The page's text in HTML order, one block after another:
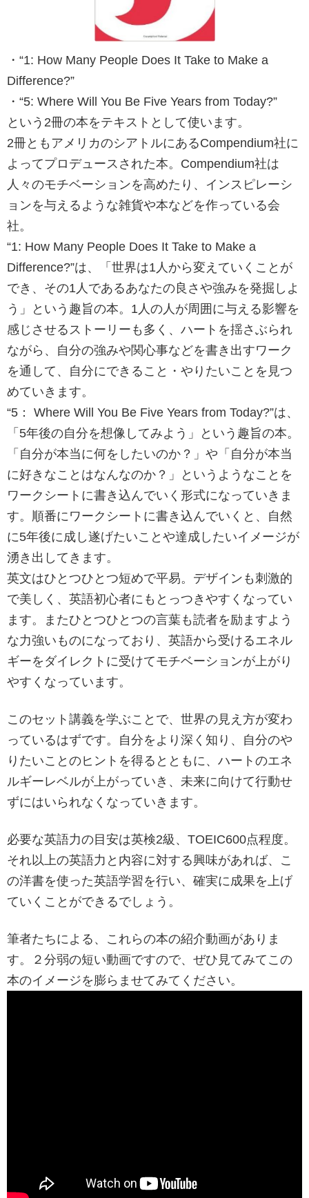
・“1: How Many People Does It Take to Make a
Difference?”
・“5: Where Will You Be Five Years from Today?”
という2冊の本をテキストとして使います。
2冊ともアメリカのシアトルにあるCompendium社に
よってプロデュースされた本。Compendium社は
人々のモチベーションを高めたり、インスピレーシ
ョンを与えるような雑貨や本などを作っている会
社。
“1: How Many People Does It Take to Make a
Difference?”は、「世界は1人から変えていくことが
でき、その1人であるあなたの良さや強みを発掘しよ
う」という趣旨の本。1人の人が周囲に与える影響を
感じさせるストーリーも多く、ハートを揺さぶられ
ながら、自分の強みや関心事などを書き出すワーク
を通して、自分にできること・やりたいことを見つ
めていきます。
“5： Where Will You Be Five Years from Today?”は、
「5年後の自分を想像してみよう」という趣旨の本。
「自分が本当に何をしたいのか？」や「自分が本当
に好きなことはなんなのか？」というようなことを
ワークシートに書き込んでいく形式になっていきま
す。順番にワークシートに書き込んでいくと、自然
に5年後に成し遂げたいことや達成したいイメージが
湧き出してきます。
英文はひとつひとつ短めで平易。デザインも刺激的
で美しく、英語初心者にもとっつきやすくなってい
ます。またひとつひとつの言葉も読者を励ますよう
な力強いものになっており、英語から受けるエネル
ギーをダイレクトに受けてモチベーションが上がり
やすくなっています。
このセット講義を学ぶことで、世界の見え方が変わ
っているはずです。自分をより深く知り、自分のや
りたいことのヒントを得るとともに、ハートのエネ
ルギーレベルが上がっていき、未来に向けて行動せ
ずにはいられなくなっていきます。
必要な英語力の目安は英検2級、TOEIC600点程度。
それ以上の英語力と内容に対する興味があれば、こ
の洋書を使った英語学習を行い、確実に成果を上げ
ていくことができるでしょう。
筆者たちによる、これらの本の紹介動画がありま
す。２分弱の短い動画ですので、ぜひ見てみてこの
本のイメージを膨らませてみてください。